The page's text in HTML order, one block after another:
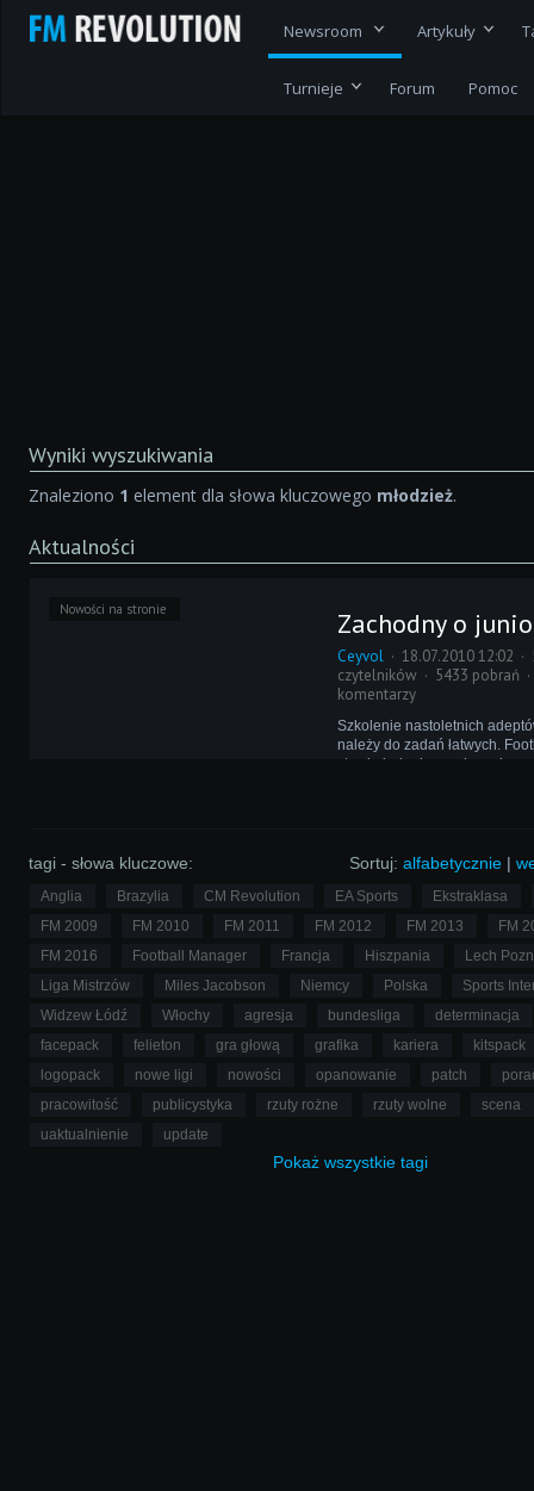
Newsroom Artykuły
Turnieje Forum Pomoc
Wyniki wyszukiwania
Znaleziono 1 element dla słowa kluczowego młodzież.
Aktualności
Nowości na stronie Zachodny o
Ceyvol 18.07.2010 12:02
czytelników
5433 pobrań
komentarzy
Szkolenie nastoletnich
należy do zadań łatwych.
stawia jednak przed nami
Sortuj: alfabetycznie |
tagi - słowa kluczowe:
Anglia Brazylia CM Revolution EA Sports
Ekstraklasa
FM 2009
FM 2010 FM 2011 FM 2012 FM 2013
FM
FM 2016
Football Manager Francja Hiszpania
Lech
Liga Mistrzów
Miles Jacobson Niemcy Polska
Sports
Widzew Łódź
Włochy agresja bundesliga
determinacja
facepack
felieton gra głową grafika kariera
kitspack
logopack
nowe ligi nowości opanowanie patch
pracowitość
publicystyka rzuty rożne rzuty wolne
scena
uaktualnienie
update
Pokaż wszystkie tagi